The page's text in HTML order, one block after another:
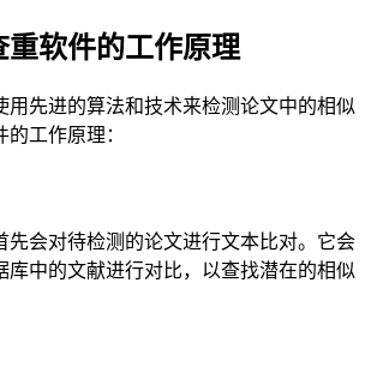
重软件的工作原理
用先进的算法和技术来检测论文中的相似
工作原理：
先会对待检测的论文进行文本比对。它会
库中的文献进行对比，以查找潜在的相似